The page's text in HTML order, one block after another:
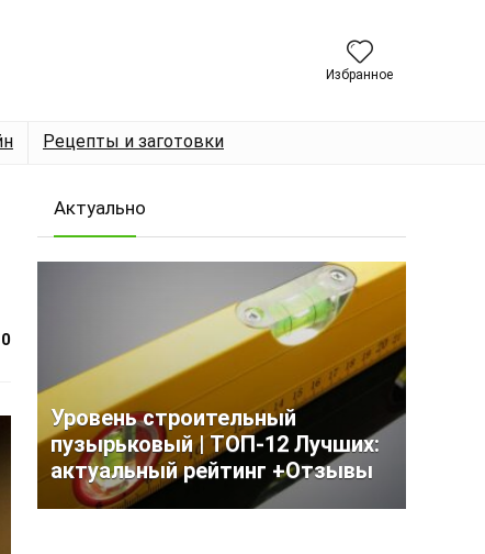
Избранное
Рецепты и заготовки
0
Актуально
Уровень строительный
пузырьковый | ТОП-12 Лучших:
актуальный рейтинг +Отзывы